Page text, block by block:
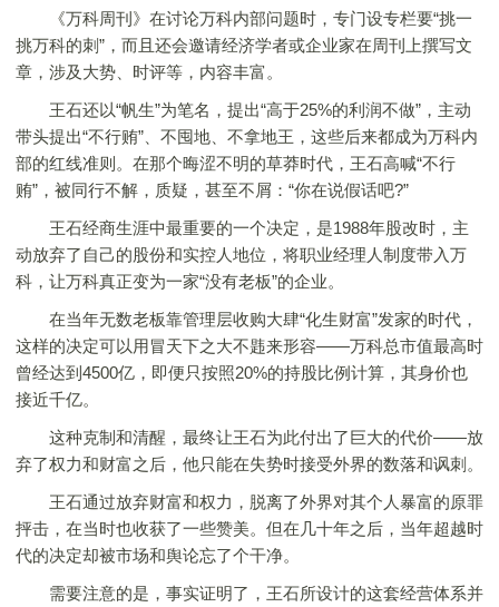
《万科周刊》在讨论万科内部问题时，专门设专栏要“挑一
挑万科的刺”，而且还会邀请经济学者或企业家在周刊上撰写文
章，涉及大势、时评等，内容丰富‌。
王石还以“帆生”为笔名，提出“高于25%的利润不做”，主动
带头提出“不行贿”、不囤地、不拿地王，这些后来都成为万科内
部的红线准则。在那个晦涩不明的草莽时代，王石高喊“不行
贿”，被同行不解，质疑，甚至不屑：“你在说假话吧?”
王石经商生涯中最重要的一个决定，是1988年股改时，主
动放弃了自己的股份和实控人地位，将职业经理人制度带入万
科，让万科真正变为一家“没有老板”的企业。
在当年无数老板靠管理层收购大肆“化生财富”发家的时代，
这样的决定可以用冒天下之大不韪来形容——万科总市值最高时
曾经达到4500亿，即便只按照20%的持股比例计算，其身价也
接近千亿。
这种克制和清醒，最终让王石为此付出了巨大的代价——放
弃了权力和财富之后，他只能在失势时接受外界的数落和讽刺。
王石通过放弃财富和权力，脱离了外界对其个人暴富的原罪
抨击，在当时也收获了一些赞美。但在几十年之后，当年超越时
代的决定却被市场和舆论忘了个干净。
需要注意的是，事实证明了，王石所设计的这套经营体系并